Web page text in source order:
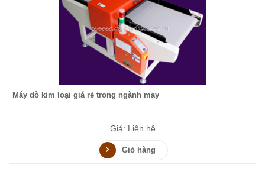
Máy dò kim loại giá rẻ trong ngành may
Giá: Liên hệ
Giỏ hàng